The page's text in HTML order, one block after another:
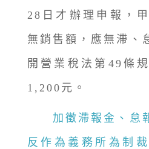
28日才辦理申報，
無銷售額，應無滯、
開營業稅法第49條
1,200元。
加徵滯報金、怠報
反作為義務所為制